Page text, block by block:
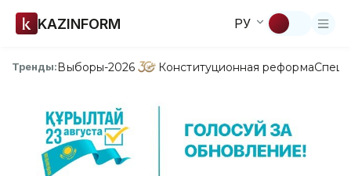
KAZINFORM РУ
Тренды:Выборы-2026 Конституционная реформа